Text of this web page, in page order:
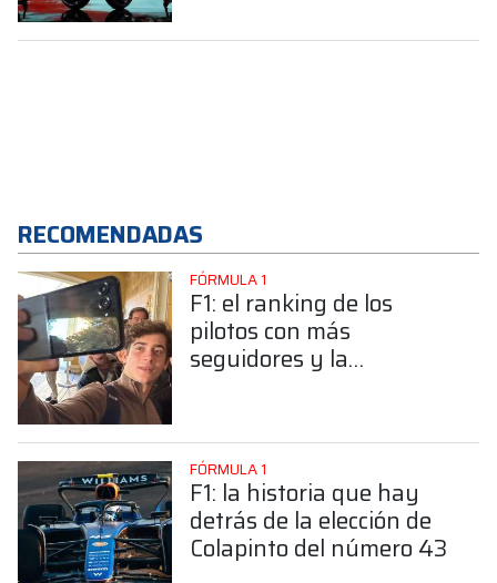
RECOMENDADAS
FÓRMULA 1
F1: el ranking de los
pilotos con más
seguidores y la
FÓRMULA 1
F1: la historia que hay
detrás de la elección de
Colapinto del número 43